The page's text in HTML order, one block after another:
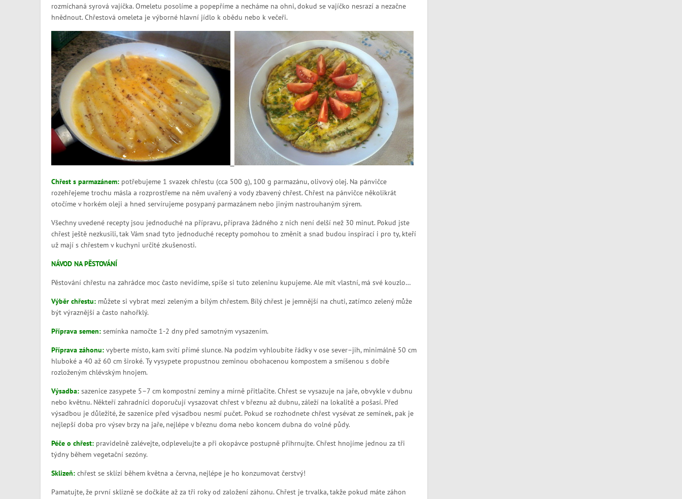
rozmíchaná syrová vajíčka. Omeletu posolíme a popepříme a necháme na ohni, dokud se vajíčko nesrazí a nezačne
hnědnout. Chřestová omeleta je výborné hlavní jídlo k obědu nebo k večeři.
Chřest s parmazánem:potřebujeme 1 svazek chřestu (cca 500 g), 100 g parmazánu, olivový olej. Na pánvičce
rozehřejeme trochu másla a rozprostřeme na něm uvařený a vody zbavený chřest. Chřest na pánvičce několikrát
otočíme v horkém oleji a hned servírujeme posypaný parmazánem nebo jiným nastrouhaným sýrem.
Všechny uvedené recepty jsou jednoduché na přípravu, příprava žádného z nich není delší než 30 minut. Pokud jste
chřest ještě nezkusili, tak Vám snad tyto jednoduché recepty pomohou to změnit a snad budou inspirací i pro ty, kteří
už mají s chřestem v kuchyni určité zkušenosti.
NÁVOD NA PĚSTOVÁNÍ
Pěstování chřestu na zahrádce moc často nevidíme, spíše si tuto zeleninu kupujeme. Ale mít vlastní, má své kouzlo…
Výběr chřestu:můžete si vybrat mezi zeleným a bílým chřestem. Bílý chřest je jemnější na chuti, zatímco zelený může
být výraznější a často nahořklý.
Příprava semen:semínka namočte 1-2 dny před samotným vysazením.
Příprava záhonu:vyberte místo, kam svítí přímé slunce. Na podzim vyhloubíte řádky v ose sever–jih, minimálně 50 cm
hluboké a 40 až 60 cm široké. Ty vysypete propustnou zeminou obohacenou kompostem a smíšenou s dobře
rozloženým chlévským hnojem.
Výsadba: sazenice zasypete 5–7 cm kompostní zeminy a mírně přitlačíte. Chřest se vysazuje na jaře, obvykle v dubnu
nebo květnu. Někteří zahradníci doporučují vysazovat chřest v březnu až dubnu, záleží na lokalitě a pošasí. Před
výsadbou je důležité, že sazenice před výsadbou nesmí pučet. Pokud se rozhodnete chřest vysévat ze semínek, pak je
nejlepší doba pro výsev brzy na jaře, nejlépe v březnu doma nebo koncem dubna do volné půdy.
Péče o chřest:pravidelně zalévejte, odplevelujte a při okopávce postupně přihrnujte. Chřest hnojíme jednou za tři
týdny během vegetační sezóny.
Sklizeň:chřest se sklízí během května a června, nejlépe je ho konzumovat čerstvý!
Pamatujte, že první sklizně se dočkáte až za tři roky od založení záhonu. Chřest je trvalka, takže pokud máte záhon